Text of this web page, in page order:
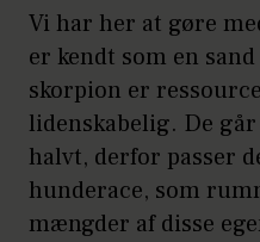
Vi har her at gøre
er kendt som en
skorpion er
lidenskabelig. De
halvt, derfor passer
hunderace, som
mængder af disse